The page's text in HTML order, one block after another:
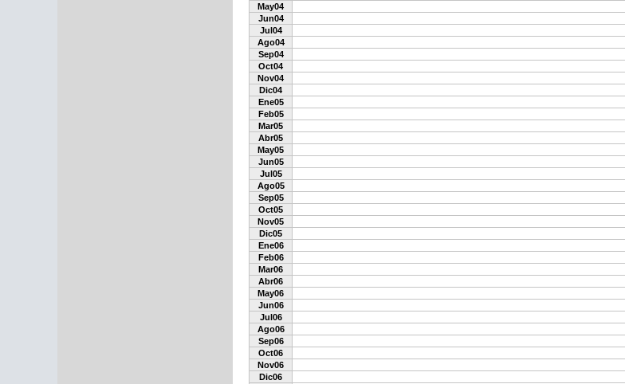
May04
Jun04
Jul04
Ago04
Sep04
Oct04
Nov04
Dic04
Ene05
Feb05
Mar05
Abr05
May05
Jun05
Jul05
Ago05
Sep05
Oct05
Nov05
Dic05
Ene06
Feb06
Mar06
Abr06
May06
Jun06
Jul06
Ago06
Sep06
Oct06
Nov06
Dic06